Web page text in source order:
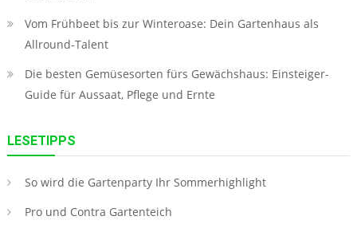
Vom Frühbeet bis zur Winteroase: Dein Gartenhaus als
Allround-Talent
Die besten Gemüsesorten fürs Gewächshaus: Einsteiger-
Guide für Aussaat, Pflege und Ernte
LESETIPPS
So wird die Gartenparty Ihr Sommerhighlight
Pro und Contra Gartenteich